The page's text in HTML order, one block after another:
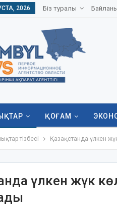
2026 Біз туралы
ҚОҒАМ
тізбесі Қазақстанда үлкен
үлкен жүк